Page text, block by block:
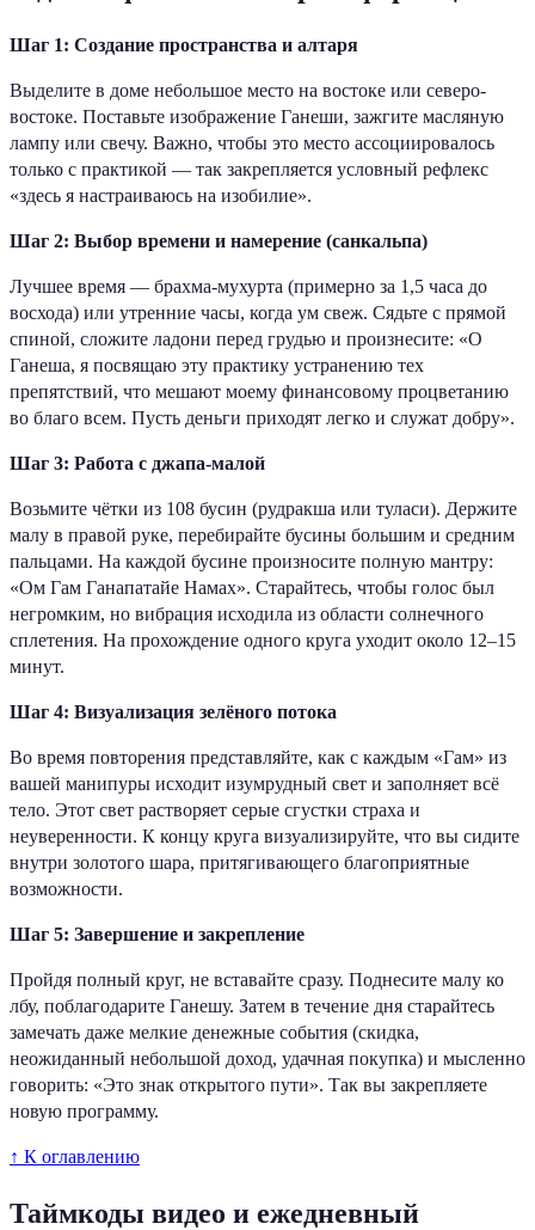
Шаг 1: Создание пространства и алтаря
Выделите в доме небольшое место на востоке или северо-
востоке. Поставьте изображение Ганеши, зажгите масляную
лампу или свечу. Важно, чтобы это место ассоциировалось
только с практикой — так закрепляется условный рефлекс
«здесь я настраиваюсь на изобилие».
Шаг 2: Выбор времени и намерение (санкальпа)
Лучшее время — брахма-мухурта (примерно за 1,5 часа до
восхода) или утренние часы, когда ум свеж. Сядьте с прямой
спиной, сложите ладони перед грудью и произнесите: «О
Ганеша, я посвящаю эту практику устранению тех
препятствий, что мешают моему финансовому процветанию
во благо всем. Пусть деньги приходят легко и служат добру».
Шаг 3: Работа с джапа-малой
Возьмите чётки из 108 бусин (рудракша или туласи). Держите
малу в правой руке, перебирайте бусины большим и средним
пальцами. На каждой бусине произносите полную мантру:
«Ом Гам Ганапатайе Намах». Старайтесь, чтобы голос был
негромким, но вибрация исходила из области солнечного
сплетения. На прохождение одного круга уходит около 12–15
минут.
Шаг 4: Визуализация зелёного потока
Во время повторения представляйте, как с каждым «Гам» из
вашей манипуры исходит изумрудный свет и заполняет всё
тело. Этот свет растворяет серые сгустки страха и
неуверенности. К концу круга визуализируйте, что вы сидите
внутри золотого шара, притягивающего благоприятные
возможности.
Шаг 5: Завершение и закрепление
Пройдя полный круг, не вставайте сразу. Поднесите малу ко
лбу, поблагодарите Ганешу. Затем в течение дня старайтесь
замечать даже мелкие денежные события (скидка,
неожиданный небольшой доход, удачная покупка) и мысленно
говорить: «Это знак открытого пути». Так вы закрепляете
новую программу.
↑ К оглавлению
Таймкоды видео и ежедневный